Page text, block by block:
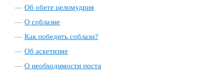
Об обете целомудрия
О соблазне
Как победить соблазн?
Об аскетизме
О необходимости поста